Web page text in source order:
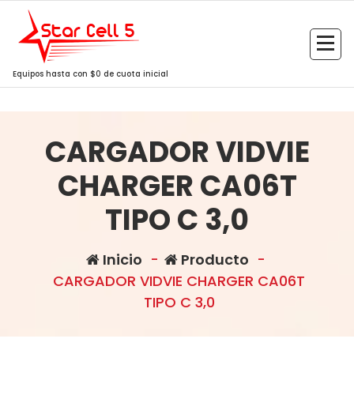
Saltar
contenido
Equipos hasta con $0 de cuota inicial
CARGADOR VIDVIE
CHARGER CA06T
TIPO C 3,0
Inicio - Producto -
CARGADOR VIDVIE CHARGER CA06T
TIPO C 3,0